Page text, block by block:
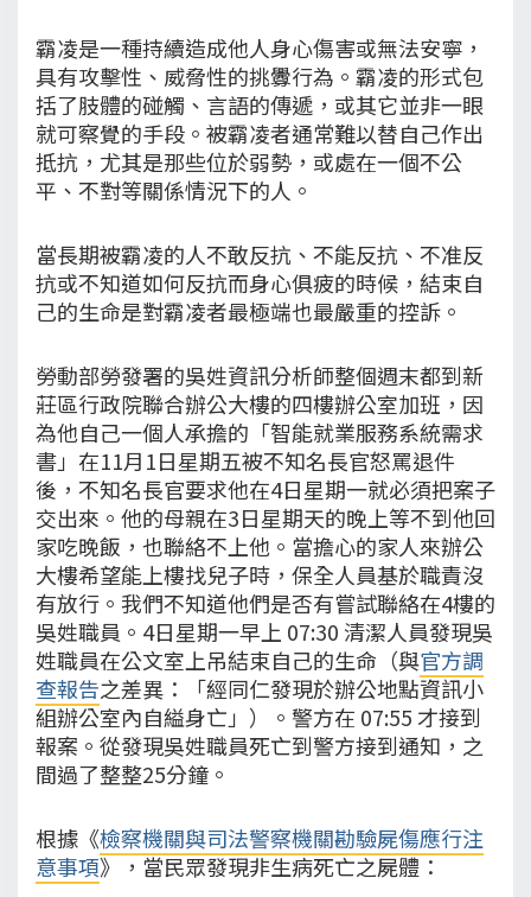
霸凌是一種持續造成他人身心傷害或無法安寧，
具有攻擊性、威脅性的挑釁行為。霸凌的形式包
括了肢體的碰觸、言語的傳遞，或其它並非一眼
就可察覺的手段。被霸凌者通常難以替自己作出
抵抗，尤其是那些位於弱勢，或處在一個不公
平、不對等關係情況下的人。
當長期被霸凌的人不敢反抗、不能反抗、不准反
抗或不知道如何反抗而身心俱疲的時候，結束自
己的生命是對霸凌者最極端也最嚴重的控訴。
勞動部勞發署的吳姓資訊分析師整個週末都到新
莊區行政院聯合辦公大樓的四樓辦公室加班，因
為他自己一個人承擔的「智能就業服務系統需求
書」在11月1日星期五被不知名長官怒罵退件
後，不知名長官要求他在4日星期一就必須把案子
交出來。他的母親在3日星期天的晚上等不到他回
家吃晚飯，也聯絡不上他。當擔心的家人來辦公
大樓希望能上樓找兒子時，保全人員基於職責沒
有放行。我們不知道他們是否有嘗試聯絡在4樓的
吳姓職員。4日星期一早上 07:30 清潔人員發現吳
姓職員在公文室上吊結束自己的生命（與官方調
查報告之差異：「經同仁發現於辦公地點資訊小
組辦公室內自縊身亡」）。警方在 07:55 才接到
報案。從發現吳姓職員死亡到警方接到通知，之
間過了整整25分鐘。
根據《檢察機關與司法警察機關勘驗屍傷應行注
意事項》，當民眾發現非生病死亡之屍體：